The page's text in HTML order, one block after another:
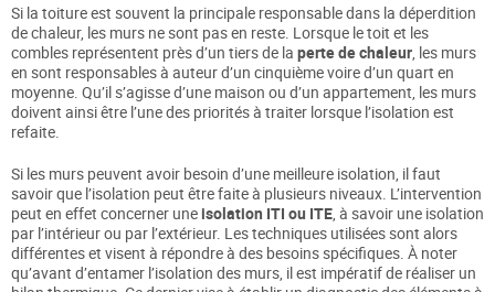
Si la toiture est souvent la principale responsable dans la déperdition
de chaleur, les murs ne sont pas en reste. Lorsque le toit et les
combles représentent près d’un tiers de la perte de chaleur , les murs
en sont responsables à auteur d’un cinquième voire d’un quart en
moyenne. Qu’il s’agisse d’une maison ou d’un appartement, les murs
doivent ainsi être l’une des priorités à traiter lorsque l’isolation est
refaite.
Si les murs peuvent avoir besoin d’une meilleure isolation, il faut
savoir que l’isolation peut être faite à plusieurs niveaux. L’intervention
peut en effet concerner uneisolation ITI ou ITE , à savoir une isolation
par l’intérieur ou par l’extérieur. Les techniques utilisées sont alors
différentes et visent à répondre à des besoins spécifiques. À noter
qu’avant d’entamer l’isolation des murs, il est impératif de réaliser un